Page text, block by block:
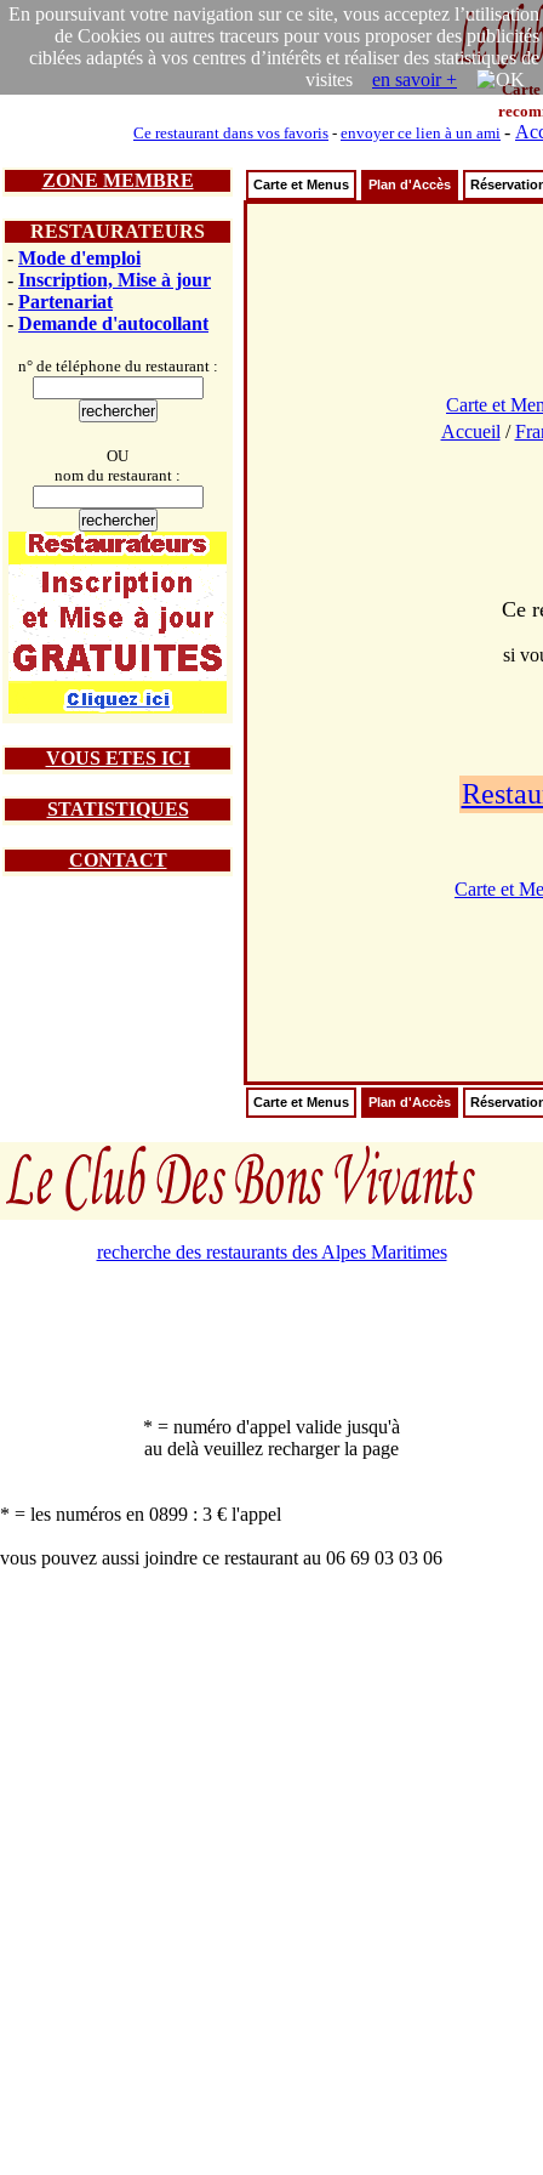
En poursuivant votre navigation sur ce site, vous acceptez l’utilisation
de Cookies ou autres traceurs pour vous proposer des publicités
ciblées adaptés à vos centres d’intérêts et réaliser des statistiques de
visites en savoir +
Carte
Ce restaurant dans vos favoris - envoyer ce lien à un ami -
ZONE MEMBRE
RESTAURATEURS
- Mode d'emploi
- Inscription, Mise à jour
- Partenariat
- Demande d'autocollant
n° de téléphone du restaurant :
OU
nom du restaurant :
VOUS ETES ICI
STATISTIQUES
CONTACT
Carte et Menus Plan d'Accès
Carte et
Accueil /
Ce
si
Carte et
Carte et Menus Plan d'Accès
recherche des restaurants des Alpes Maritimes
* = numéro d'appel valide jusqu'à
au delà veuillez recharger la page
* = les numéros en 0899 : 3 € l'appel
vous pouvez aussi joindre ce restaurant au 06 69 03 03 06